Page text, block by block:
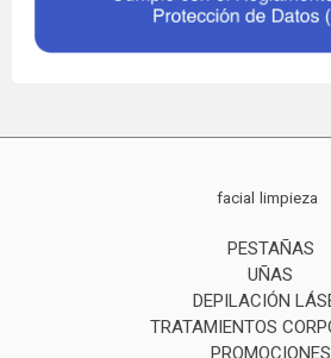
facial limpieza
PESTAÑAS
UÑAS
DEPILACIÓN
TRATAMIENTOS
PROMOCIONES